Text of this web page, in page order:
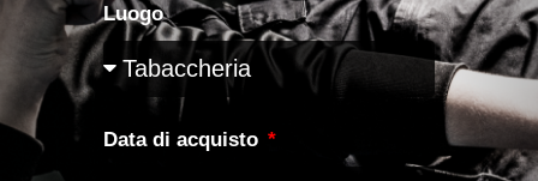
Luogo
Data di acquisto